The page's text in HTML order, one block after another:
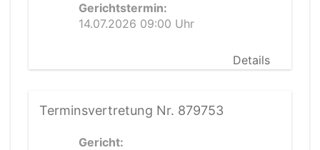
Gerichtstermin:
14.07.2026 09:00 Uhr
Details
Terminsvertretung Nr. 879753
Gericht: